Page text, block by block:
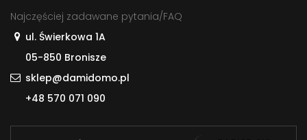
Najczęściej zadawane pytania/FAQ
ul. Świerkowa 1A
05-850 Bronisze
sklep@damidomo.pl
+48 570 071 090